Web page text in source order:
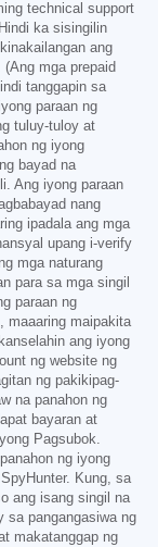
technical support
ka sisingilin
ang
mga prepaid
tanggapin sa
paraan ng
tuluy-tuloy at
ng iyong
bayad na
Ang iyong paraan
nang
ipadala ang mga
upang i-verify
mga naturang
para sa mga singil
paraan ng
maaaring maipakita
ang iyong
ng website ng
ng pakikipag-
na panahon ng
bayaran at
Pagsubok.
ng iyong
Kung, sa
ang isang singil na
sa pangangasiwa ng
makatanggap ng